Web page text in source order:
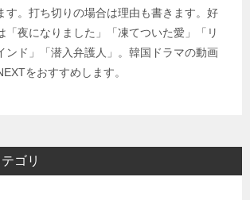
す。打ち切りの場合は理由も書きます。好
「夜になりました」「凍てついた愛」「リ
ンド」「潜入弁護人」。韓国ドラマの動画
をおすすめします。
ゴリ